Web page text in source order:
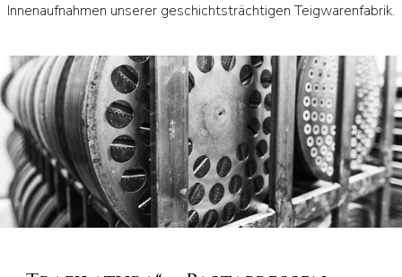
Innenaufnahmen unserer geschichtsträchtigen Teigwarenfabrik.